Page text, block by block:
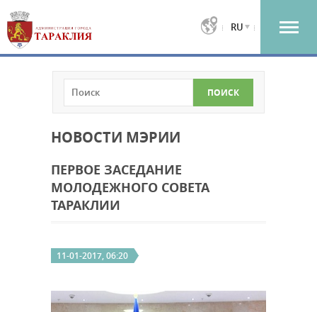
RU
НОВОСТИ МЭРИИ
ПЕРВОЕ ЗАСЕДАНИЕ
МОЛОДЕЖНОГО СОВЕТА
ТАРАКЛИИ
11-01-2017, 06:20